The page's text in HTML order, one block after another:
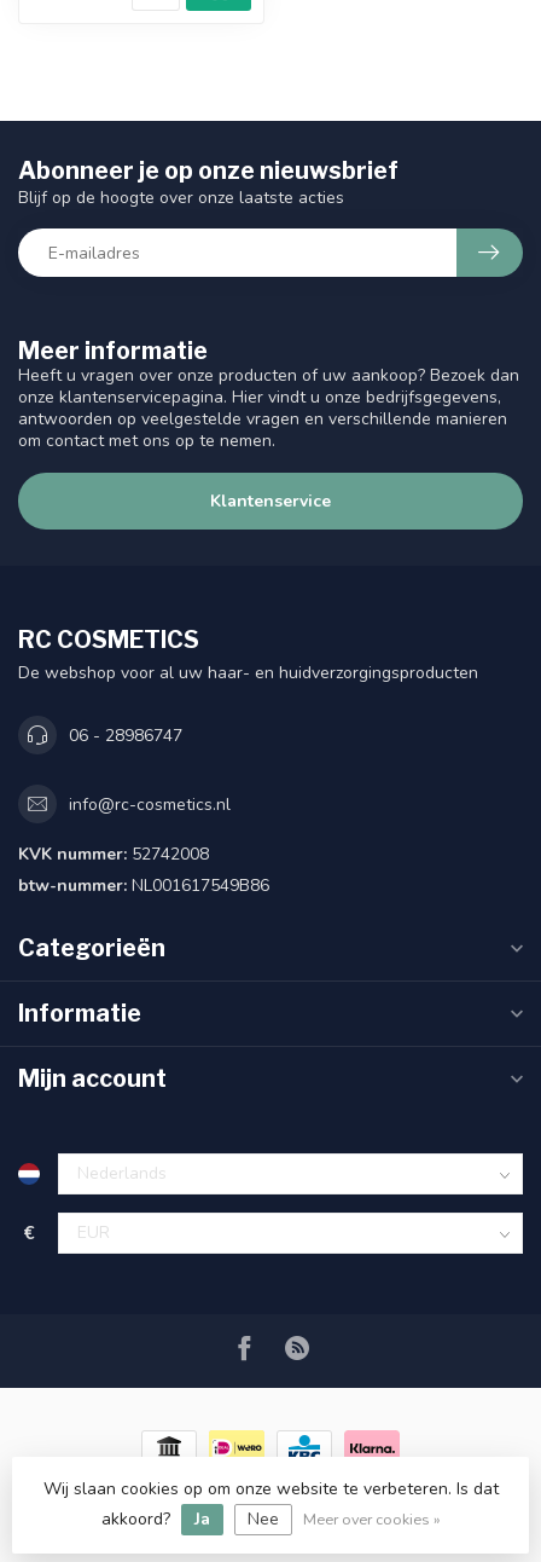
Meer informatie
Heeft u vragen over onze producten of uw aankoop? Bezoek dan
onze klantenservicepagina. Hier vindt u onze bedrijfsgegevens,
antwoorden op veelgestelde vragen en verschillende manieren
om contact met ons op te nemen.
Klantenservice
Abonneer je op onze nieuwsbrief
Blijf op de hoogte over onze laatste acties
RC COSMETICS
De webshop voor al uw haar- en huidverzorgingsproducten
06 - 28986747
info@rc-cosmetics.nl
KVK nummer: 52742008
btw-nummer: NL001617549B86
Categorieën
Informatie
Mijn account
€
© Copyright 2026 RC COSMETICS- Powered byLightspeed-
Lightspeed design
Dyvelopment
Wij slaan cookies op om onze website te verbeteren. Is dat
akkoord?
Ja Nee Meer over cookies »